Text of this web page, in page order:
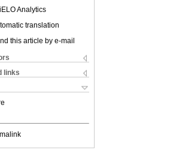
Analytics
translation
this article by e-mail
links